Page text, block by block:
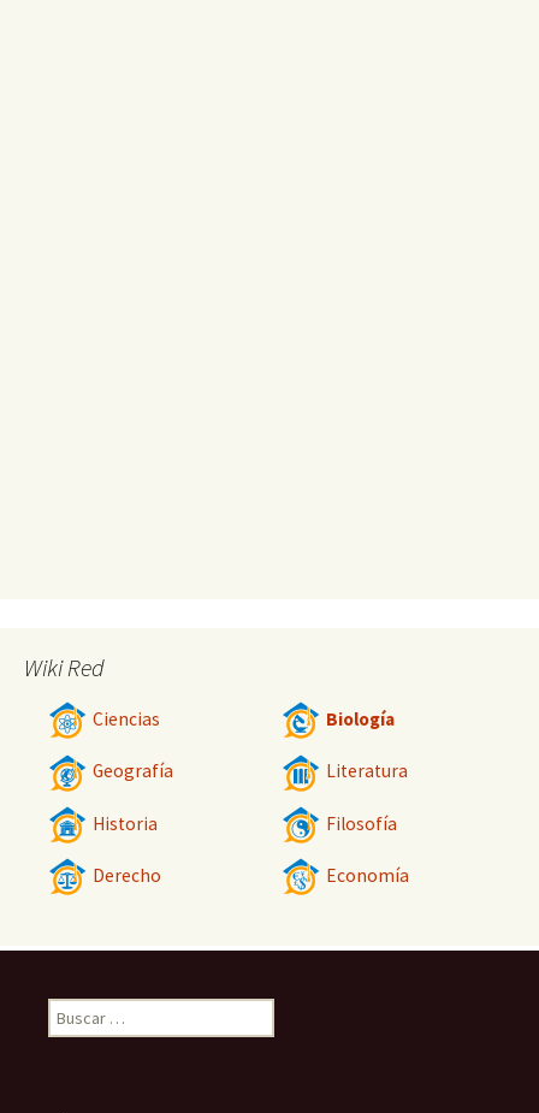
Wiki Red
Ciencias Biología
Geografía Literatura
Historia Filosofía
Derecho Economía
Buscar: